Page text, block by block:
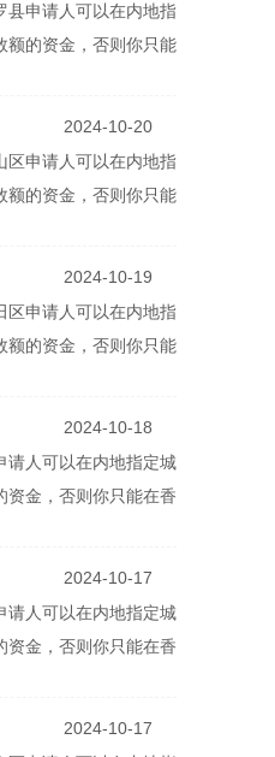
县申请人可以在内地指
额的资金，否则你只能
2024-10-20
区申请人可以在内地指
额的资金，否则你只能
2024-10-19
区申请人可以在内地指
额的资金，否则你只能
2024-10-18
请人可以在内地指定城
资金，否则你只能在香
2024-10-17
请人可以在内地指定城
资金，否则你只能在香
2024-10-17